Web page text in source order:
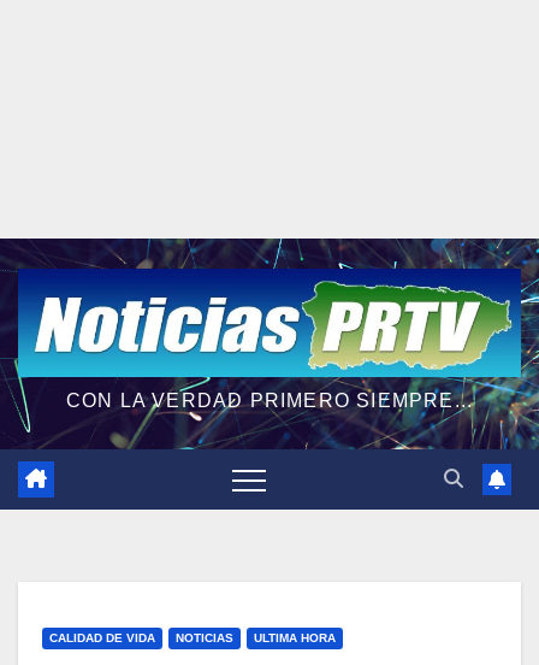
CON LA VERDAD PRIMERO SIEMPRE...
CALIDAD DE VIDA NOTICIAS ULTIMA HORA